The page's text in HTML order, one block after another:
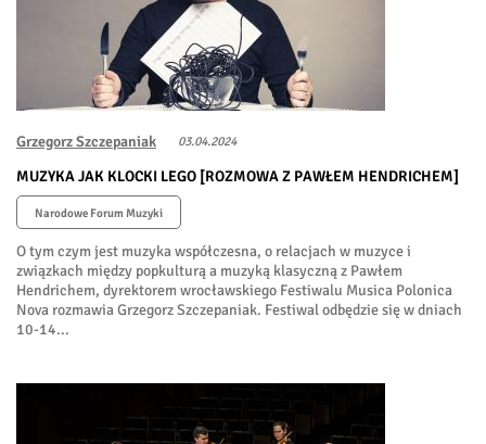
Grzegorz Szczepaniak 03.04.2024
MUZYKA JAK KLOCKI LEGO [ROZMOWA Z PAWŁEM HENDRICHEM]
Narodowe Forum Muzyki
O tym czym jest muzyka współczesna, o relacjach w muzyce i
związkach między popkulturą a muzyką klasyczną z Pawłem
Hendrichem, dyrektorem wrocławskiego Festiwalu Musica Polonica
Nova rozmawia Grzegorz Szczepaniak. Festiwal odbędzie się w dniach
10-14...